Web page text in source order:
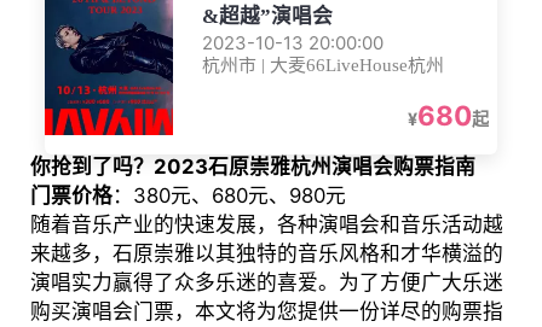
&超越”演唱会
2023-10-13 20:00:00
杭州市 | 大麦66LiveHouse杭州
¥680起
你抢到了吗？2023石原崇雅杭州演唱会购票指南
门票价格：380元、680元、980元
随着音乐产业的快速发展，各种演唱会和音乐活动越
来越多，石原崇雅以其独特的音乐风格和才华横溢的
演唱实力赢得了众多乐迷的喜爱。为了方便广大乐迷
购买演唱会门票，本文将为您提供一份详尽的购票指